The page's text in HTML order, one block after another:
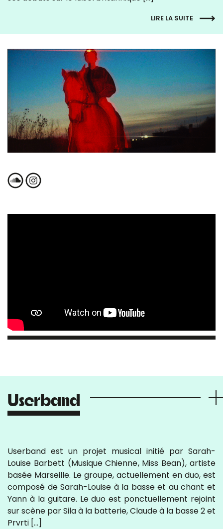
LIRE LA SUITE
Userband
Userband est un projet musical initié par Sarah-
Louise Barbett (Musique Chienne, Miss Bean), artiste
basée Marseille. Le groupe, actuellement en duo, est
composé de Sarah-Louise à la basse et au chant et
Yann à la guitare. Le duo est ponctuellement rejoint
sur scène par Sila à la batterie, Claude à la basse 2 et
Prvrti […]